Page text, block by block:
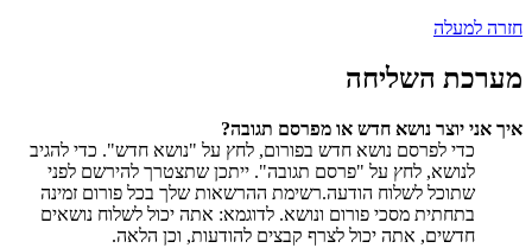
חזרה למעלה
מערכת השליחה
איך אני יוצר נושא חדש או מפרסם תגובה?
כדי לפרסם נושא חדש בפורום, לחץ על "נושא חדש". כדי להגיב
לנושא, לחץ על "פרסם תגובה". ייתכן שתצטרך להירשם לפני
שתוכל לשלוח הודעה.רשימת ההרשאות שלך בכל פורום זמינה
בתחתית מסכי פורום ונושא. לדוגמא: אתה יכול לשלוח נושאים
חדשים, אתה יכול לצרף קבצים להודעות, וכן הלאה.